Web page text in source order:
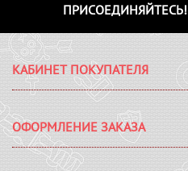
ПРИСОЕДИНЯЙТЕСЬ!
КАБИНЕТ ПОКУПАТЕЛЯ
ОФОРМЛЕНИЕ ЗАКАЗА